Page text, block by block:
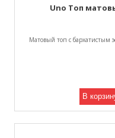
Uno Топ
Матовый топ с бархатистым
В